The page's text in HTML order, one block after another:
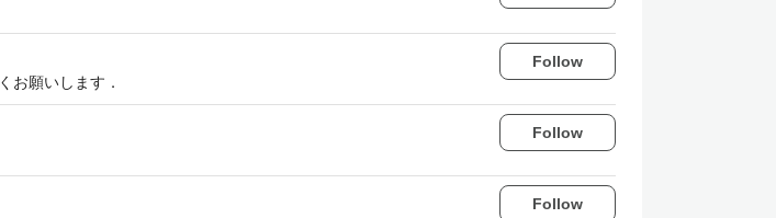
お願いします．
Follow
Follow
Follow